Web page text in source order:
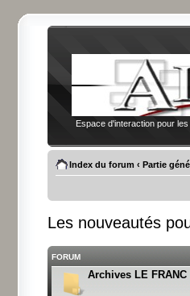
Espace d'interaction pour
Index du forum ‹ Partie
Les nouveautés
FORUM
Archives LE FRANC